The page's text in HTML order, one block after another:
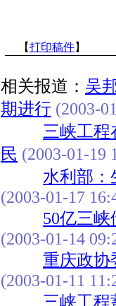
【打印稿件】
相关报道： 吴
期进行 (2003-
三峡工程
民 (2003-01-19
水利部：
(2003-01-17
50亿三
(2003-01-14
重庆政协
(2003-01-11
三峡工